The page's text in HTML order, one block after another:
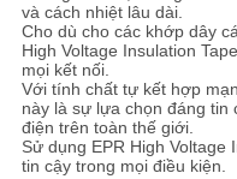
SÁCH
BẢO
MẬT
và cách nhiệt lâu dài.
Cho dù cho các khớp dây
High Voltage Insulation
mọi kết nối.
Với tính chất tự kết hợp
này là sự lựa chọn đáng tin
điện trên toàn thế giới.
Sử dụng EPR High Voltage
tin cậy trong mọi điều kiện.